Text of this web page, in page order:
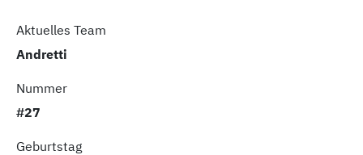
Aktuelles Team
Andretti
Nummer
#27
Geburtstag